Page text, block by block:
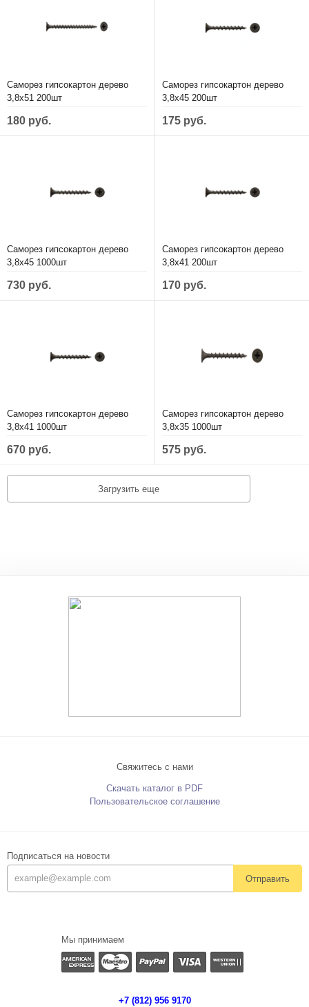
Саморез гипсокартон дерево
3,8х51 200шт
180 руб.
Саморез гипсокартон дерево
3,8х45 200шт
175 руб.
Саморез гипсокартон дерево
3,8х45 1000шт
730 руб.
Саморез гипсокартон дерево
3,8х41 200шт
170 руб.
Саморез гипсокартон дерево
3,8х41 1000шт
670 руб.
Саморез гипсокартон дерево
3,8х35 1000шт
575 руб.
Загрузить еще
Свяжитесь с нами
Скачать каталог в PDF
Пользовательское соглашение
Подписаться на новости
Отправить
Мы принимаем
+7 (812) 956 9170